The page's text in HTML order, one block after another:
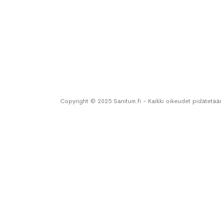
Copyright © 2025 Sanitum.fi - Kaikki oikeudet